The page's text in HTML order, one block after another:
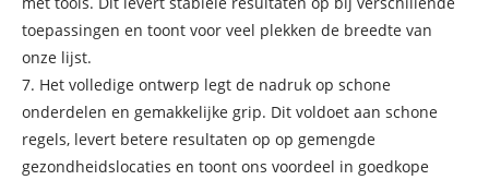
toepassingen en toont voor veel plekken de breedte van
onze lijst.
7. Het volledige ontwerp legt de nadruk op schone
onderdelen en gemakkelijke grip. Dit voldoet aan schone
regels, levert betere resultaten op op gemengde
gezondheidslocaties en toont ons voordeel in goedkope